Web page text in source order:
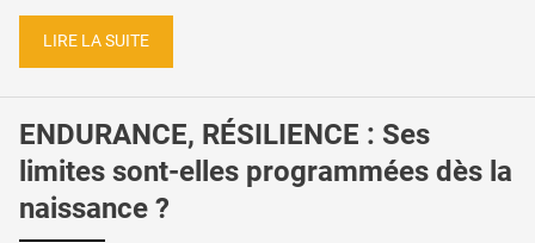
LIRE LA SUITE
ENDURANCE, RÉSILIENCE : Ses
limites sont-elles programmées dès la
naissance ?